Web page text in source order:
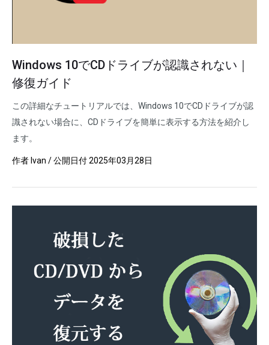
Windows 10でCDドライブが認識されない｜
修復ガイド
この詳細なチュートリアルでは、Windows 10でCDドライブが認
識されない場合に、CDドライブを簡単に表示する方法を紹介し
ます。
作者 Ivan / 公開日付2025年03月28日